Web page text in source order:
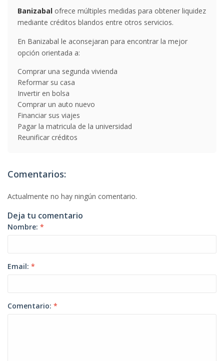
Banizabal ofrece múltiples medidas para obtener liquidez
mediante créditos blandos entre otros servicios.
En Banizabal le aconsejaran para encontrar la mejor
opción orientada a:
Comprar una segunda vivienda
Reformar su casa
Invertir en bolsa
Comprar un auto nuevo
Financiar sus viajes
Pagar la matricula de la universidad
Reunificar créditos
Comentarios:
Actualmente no hay ningún comentario.
Deja tu comentario
Nombre: *
Email: *
Comentario: *